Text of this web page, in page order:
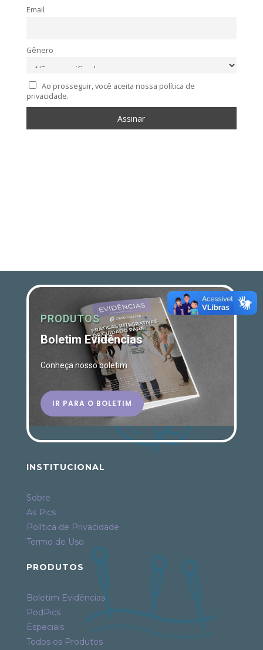
Email
Gênero
Ao prosseguir, você aceita nossa política de
privacidade.
PRODUTOS
Boletim Evidências
Conheça nosso boletim
IR PARA O BOLETIM
INSTITUCIONAL
Sobre
As Pics
Política de Privacidade
Termo de Uso
PRODUTOS
Boletim Evidências
PodPics
Especiais
Todos os Produtos